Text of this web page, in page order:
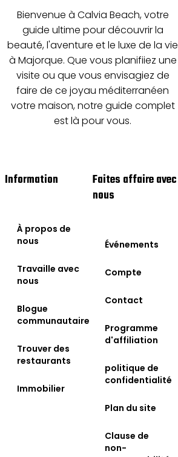
Bienvenue à Calvia Beach, votre
guide ultime pour découvrir la
beauté, l'aventure et le luxe de la vie
à Majorque. Que vous planifiiez une
visite ou que vous envisagiez de
faire de ce joyau méditerranéen
votre maison, notre guide complet
est là pour vous.
Information
À propos de
nous
Travaille avec
nous
Blogue
communautaire
Trouver des
restaurants
Immobilier
Faites affaire avec
nous
Événements
Compte
Contact
Programme
d'affiliation
politique de
confidentialité
Plan du site
Clause de
non-